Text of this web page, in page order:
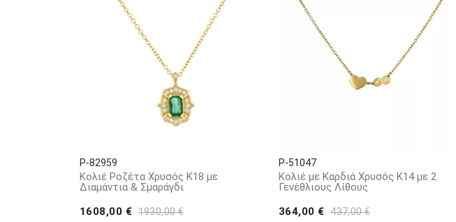
αποτελεί μια εκπληκτική επιλογή καθώς θα μπορούν να απολαμβάνουν ένα
P-82959
Κολιέ Ροζέτα Χρυσός K18 με
Διαμάντια & Σμαράγδι
1608,00 € 1930,00 €
P-51047
Κολιέ με Καρδιά Χρυσός Κ14 με 2
Γενέθλιους Λίθους
364,00 € 437,00 €